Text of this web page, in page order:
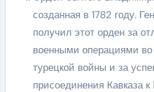
созданная в 1782 году.
получил этот орден за
военными операциями
турецкой войны и за
присоединения Кавказа к